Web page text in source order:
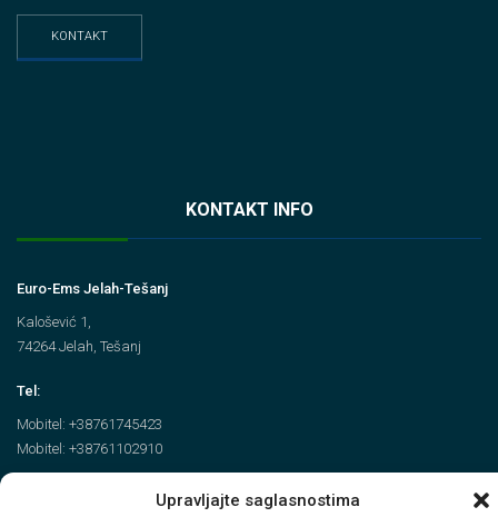
Upravljajte saglasnostima
KONTAKT
KONTAKT INFO
Euro-Ems Jelah-Tešanj
Kalošević 1,
74264 Jelah, Tešanj
Tel:
Mobitel: +38761745423
Mobitel: +38761102910